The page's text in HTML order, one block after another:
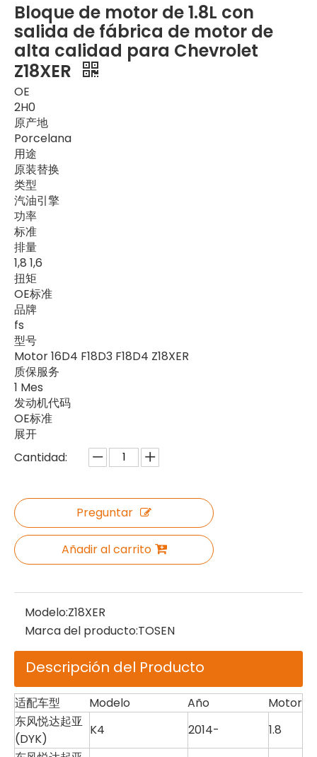
Bloque de motor de 1.8L con
salida de fábrica de motor de
alta calidad para Chevrolet
Z18XER
OE
2H0
原产地
Porcelana
用途
原装替换
类型
汽油引擎
功率
标准
排量
1,8 1,6
扭矩
OE标准
品牌
fs
型号
Motor 16D4 F18D3 F18D4 Z18XER
质保服务
1 Mes
发动机代码
OE标准
展开
Cantidad:
Preguntar
Añadir al carrito
Modelo:Z18XER
Marca del producto:TOSEN
Descripción del Producto
适配车型 Modelo Año
Motor
东风悦达起亚
(DYK)
K4 2014-
1.8